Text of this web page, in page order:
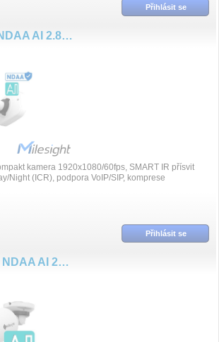
Přihlásit se
MS-C2964-PD/J NDAA AI 2.8mm 2MP/30fps kompakt kamera BOX základna
kamera 1920x1080/60fps, SMART IR přísvit
Night (ICR), podpora VoIP/SIP, komprese
Přihlásit se
MS-C2964-RFPE NDAA AI 2MP/60fps ZOOM 2.7~13.5mm